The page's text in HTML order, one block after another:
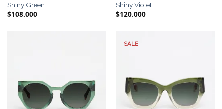
Shiny Green
$108.000
Shiny Violet
$120.000
SALE